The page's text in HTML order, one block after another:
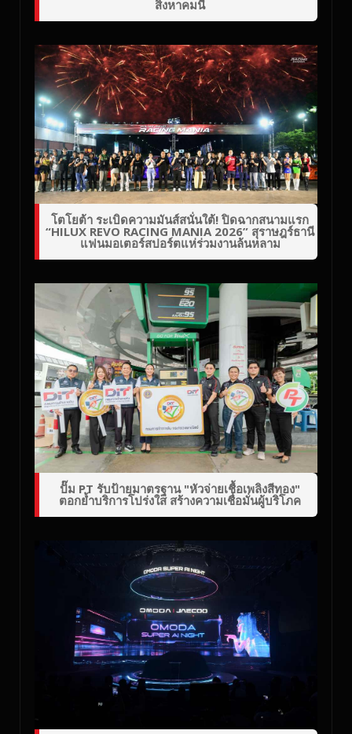
สิงหาคมนี้
โตโยต้า ระเบิดความมันส์สนั่นใต้! ปิดฉากสนามแรก
“HILUX REVO RACING MANIA 2026” สุราษฎร์ธานี
แฟนมอเตอร์สปอร์ตแห่ร่วมงานล้นหลาม
ปั๊ม PT รับป้ายมาตรฐาน "หัวจ่ายเชื้อเพลิงสีทอง"
ตอกย้ำบริการโปร่งใส สร้างความเชื่อมั่นผู้บริโภค